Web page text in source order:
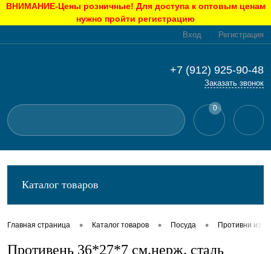
ВНИМАНИЕ-Цены розничные! Для доступа к оптовым ценам
нужно пройти регистрацию
Вход Регистрация
+7 (912) 925-90-48
Заказать звонок
0
Каталог товаров
Главная страница • Каталог товаров • Посуда • Противни из
Противень 36*27*7 см.нерж. сталь